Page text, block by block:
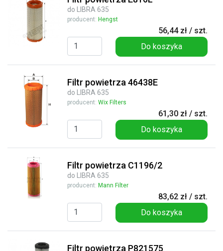
do LIBRA 635
producent: Hengst
56,44 zł / szt.
Do koszyka
Filtr powietrza 46438E
do LIBRA 635
producent: Wix Filters
61,30 zł / szt.
Do koszyka
Filtr powietrza C1196/2
do LIBRA 635
producent: Mann Filter
83,62 zł / szt.
Do koszyka
Filtr powietrza P821575